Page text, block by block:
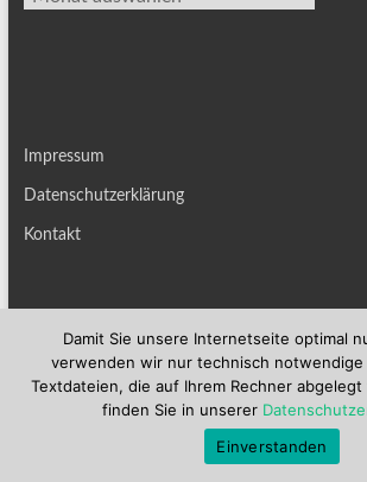
Impressum
Datenschutzerklärung
Kontakt
Copyright © 2026Basilika Sankt Kastor. Alle Rechte
Spacious von ThemeGrill. Präsentiert von:
Damit Sie unsere Internetseite optimal
verwenden wir nur technisch notwendige
Textdateien, die auf Ihrem Rechner
finden Sie in unserer
Einverstanden